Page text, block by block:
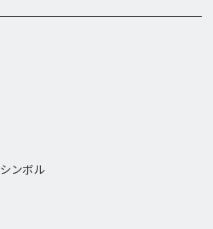
シンボル